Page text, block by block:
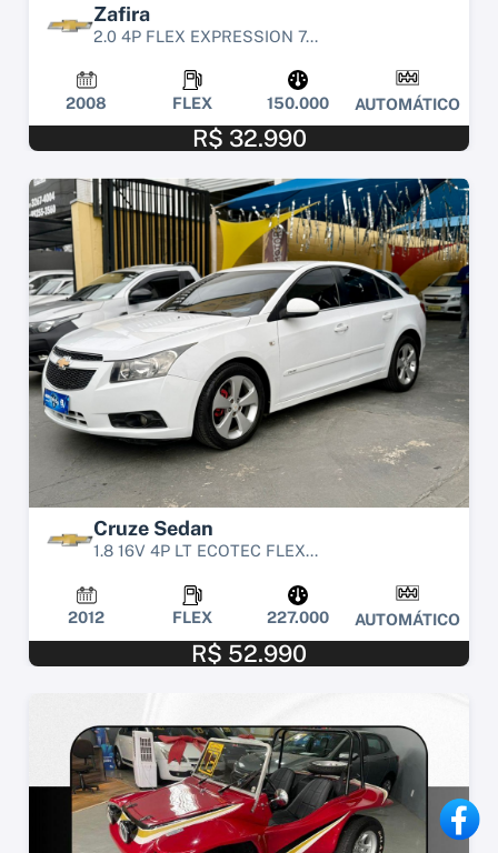
Zafira
2.0 4P FLEX EXPRESSION 7...
2008 FLEX 150.000 AUTOMÁTICO
R$ 32.990
Cruze Sedan
1.8 16V 4P LT ECOTEC FLEX...
2012 FLEX 227.000 AUTOMÁTICO
R$ 52.990